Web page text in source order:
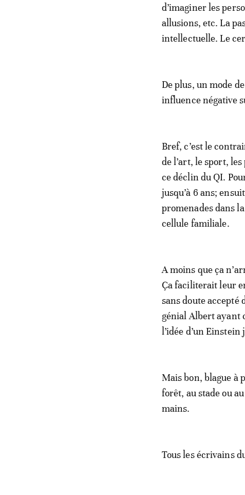
d’imaginer les
allusions, etc. La
intellectuelle. Le
De plus, un mode
influence négative
Bref, c’est le
de l’art, le sport,
ce déclin du QI.
jusqu’à 6 ans;
promenades dans
cellule familiale.
A moins que ça
Ça faciliterait leur
sans doute
génial Albert ayant
l’idée d’un
Mais bon, blague à
forêt, au stade ou
mains.
Tous les écrivains